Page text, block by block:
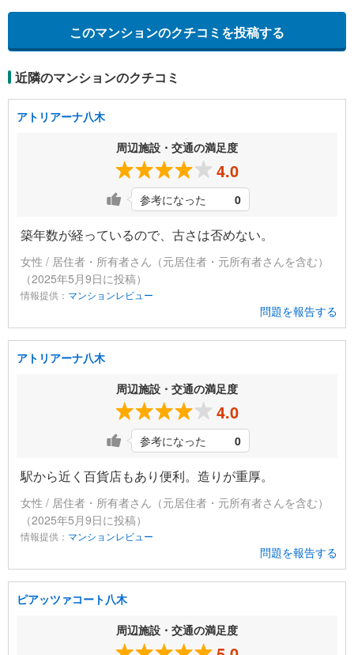
このマンションのクチコミを投稿する
近隣のマンションのクチコミ
アトリアーナ八木
周辺施設・交通の満足度
4.0
参考になった 0
築年数が経っているので、古さは否めない。
女性 / 居住者・所有者さん（元居住者・元所有者さんを含む）
（2025年5月9日に投稿）
情報提供： マンションレビュー
問題を報告する
アトリアーナ八木
周辺施設・交通の満足度
4.0
参考になった 0
駅から近く百貨店もあり便利。造りが重厚。
女性 / 居住者・所有者さん（元居住者・元所有者さんを含む）
（2025年5月9日に投稿）
情報提供： マンションレビュー
問題を報告する
ピアッツァコート八木
周辺施設・交通の満足度